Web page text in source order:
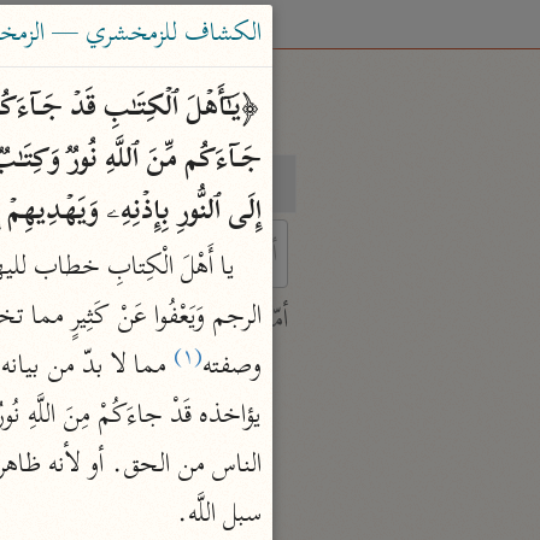
بحث
characters for results.
أمّهات
جامع البيان
ابن جرير الطبري (٣١٠ هـ)
نحو ٢٨ مجلدًا
تفسير القرآن العظيم
الكشاف للزمخشري — الزمخشري
إِلَى ٱلنُّورِ بِإِذۡنِهِۦ وَیَهۡدِیهِمۡ
وصفته(١)
سبل اللَّه.